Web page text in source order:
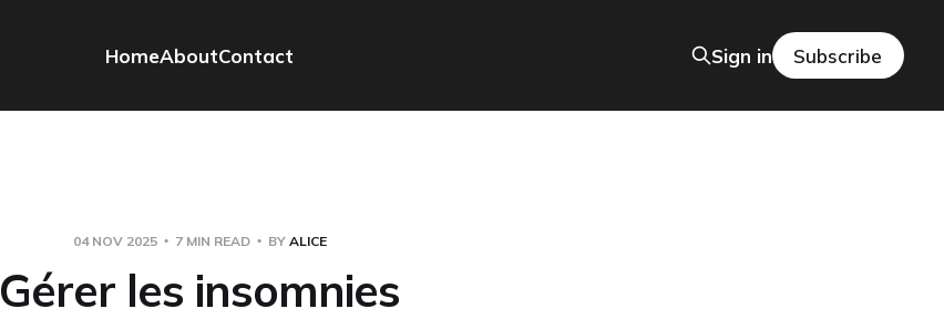
HomeAboutContact Sign in Subscribe
04 NOV 2025 7 MIN READ BY ALICE
Gérer les insomnies